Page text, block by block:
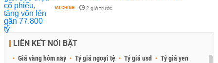
TÀI CHÍNH - 2 giờ trước
LIÊN KẾT NỔI BẬT
Giá vàng hôm nay Tỷ giá ngoại tệ Tỷ giá usd Tỷ giá yen